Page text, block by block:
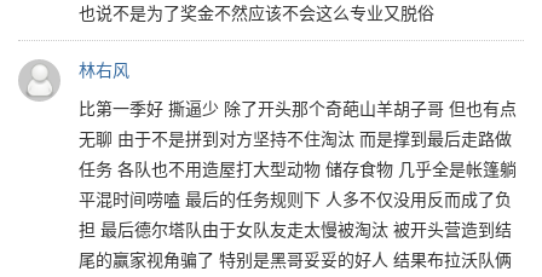
也说不是为了奖金不然应该不会这么专业又脱俗
林右风
比第一季好 撕逼少 除了开头那个奇葩山羊胡子哥 但也有点
无聊 由于不是拼到对方坚持不住淘汰 而是撑到最后走路做
任务 各队也不用造屋打大型动物 储存食物 几乎全是帐篷躺
平混时间唠嗑 最后的任务规则下 人多不仅没用反而成了负
担 最后德尔塔队由于女队友走太慢被淘汰 被开头营造到结
尾的赢家视角骗了 特别是黑哥妥妥的好人 结果布拉沃队俩